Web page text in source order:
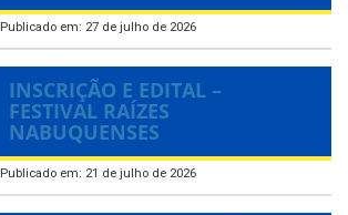
Publicado em: 27 de julho de 2026
INSCRIÇÃO E EDITAL –
FESTIVAL RAÍZES
NABUQUENSES
Publicado em: 21 de julho de 2026